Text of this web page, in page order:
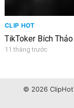
CLIP HOT
TikToker
11 tháng trước
© 2026